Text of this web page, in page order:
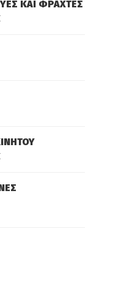
ΚΑΙ ΦΡΑΧΤΕΣ